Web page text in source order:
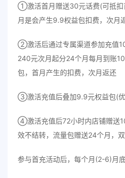
①激活首月赠送30元话费(可抵扣
月是会产生9.9权益包扣费，次月
②激活后通过专属渠道参加充值
240元次月起分24个月每月到账
包，首月产生的扣费，次月返还
③激活充值后叠加9.9元权益包(
④激活充值后72小时内店铺赠送
效不结转，流量包赠送24个月，
参与首充活动后，每个月(2-6)月